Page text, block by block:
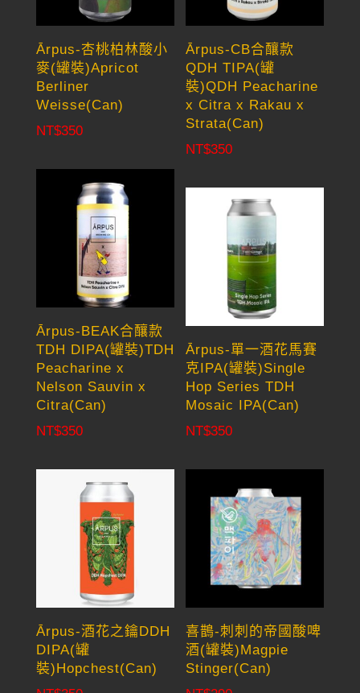
Ārpus-杏桃柏林酸小
麥(罐裝)Apricot
Berliner
Weisse(Can)
NT$350
Ārpus-CB合釀款
QDH TIPA(罐
裝)QDH Peacharine
x Citra x Rakau x
Strata(Can)
NT$350
Ārpus-BEAK合釀款
TDH DIPA(罐裝)TDH
Peacharine x
Nelson Sauvin x
Citra(Can)
NT$350
Ārpus-單一酒花馬賽
克IPA(罐裝)Single
Hop Series TDH
Mosaic IPA(Can)
NT$350
Ārpus-酒花之鑰DDH
DIPA(罐
裝)Hopchest(Can)
喜鵲-刺刺的帝國酸啤
酒(罐裝)Magpie
Stinger(Can)